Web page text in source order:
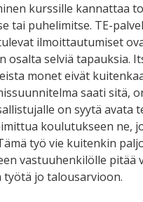
kurssille kannattaa
tai puhelimitse. TE-
ilmoittautumiset
osalta selviä tapauksia.
monet eivät
saati sitä,
on syytä avata
koulutukseen ne,
työ vie kuitenkin
vastuuhenkilölle pitää
työtä jo talousarvioon.